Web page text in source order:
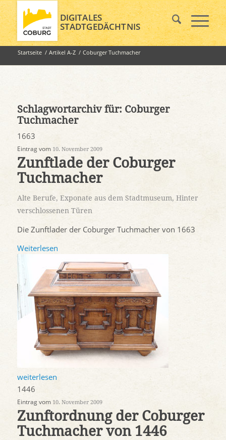
DIGITALES
STADTGEDÄCHTNIS
Startseite / Artikel A-Z / Coburger Tuchmacher
Schlagwortarchiv für: Coburger
Tuchmacher
1663
Eintrag vom 10. November 2009
Zunftlade der Coburger
Tuchmacher
Alte Berufe, Exponate aus dem Stadtmuseum, Hinter
verschlossenen Türen
Die Zunftlader der Coburger Tuchmacher von 1663
Weiterlesen
weiterlesen
1446
Eintrag vom 10. November 2009
Zunftordnung der Coburger
Tuchmacher von 1446